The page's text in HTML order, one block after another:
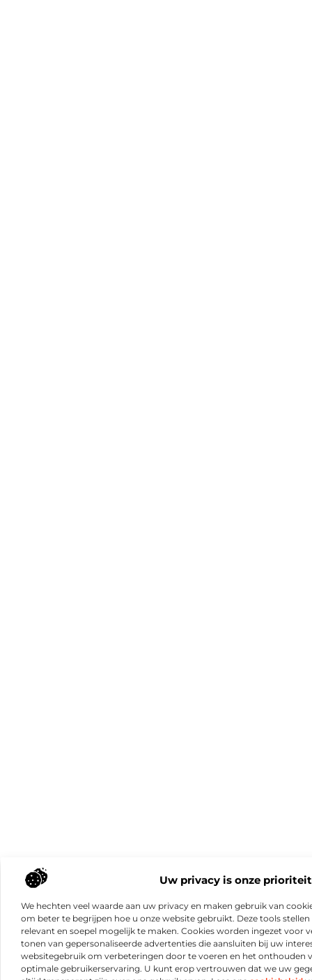
Uw privacy is onze prioriteit
We hechten veel waarde aan uw privacy en maken gebruik van
om beter te begrijpen hoe u onze website gebruikt. Deze tools
relevant en soepel mogelijk te maken. Cookies worden ingezet voor
tonen van gepersonaliseerde advertenties die aansluiten bij uw
websitegebruik om verbeteringen door te voeren en het onthouden
optimale gebruikerservaring. U kunt erop vertrouwen dat we uw